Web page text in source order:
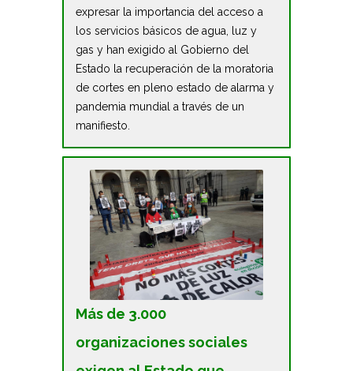
expresar la importancia del acceso a
los servicios básicos de agua, luz y
gas y han exigido al Gobierno del
Estado la recuperación de la moratoria
de cortes en pleno estado de alarma y
pandemia mundial a través de un
manifiesto.
Más de 3.000
organizaciones sociales